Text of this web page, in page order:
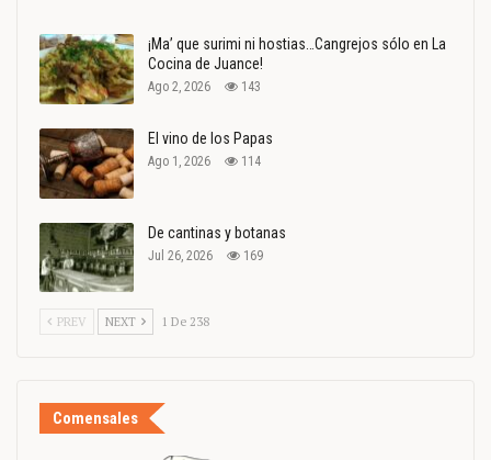
¡Ma’ que surimi ni hostias…Cangrejos sólo en La
Cocina de Juance!
Ago 2, 2026 143
El vino de los Papas
Ago 1, 2026 114
De cantinas y botanas
Jul 26, 2026 169
PREV NEXT 1 De 238
Comensales